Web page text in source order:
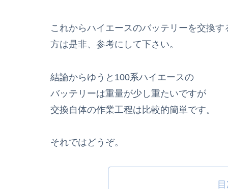
これからハイエースのバッテリーを交換す
方は是非、参考にして下さい。
結論からゆうと100系ハイエースの
バッテリーは重量が少し重たいですが
交換自体の作業工程は比較的簡単です。
それではどうぞ。